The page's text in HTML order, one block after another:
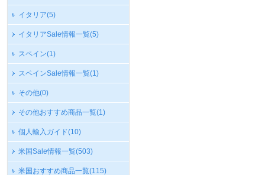
イタリア(5)
イタリアSale情報一覧(5)
スペイン(1)
スペインSale情報一覧(1)
その他(0)
その他おすすめ商品一覧(1)
個人輸入ガイド(10)
米国Sale情報一覧(503)
米国おすすめ商品一覧(115)